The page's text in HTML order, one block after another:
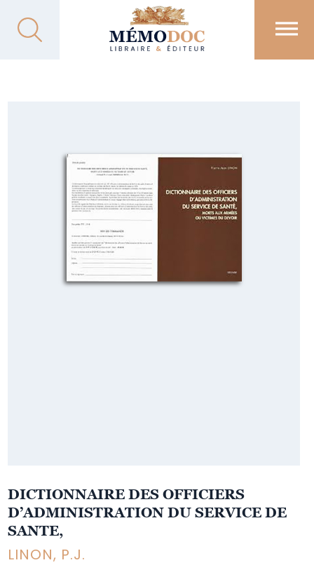
DICTIONNAIRE DES OFFICIERS
D’ADMINISTRATION DU SERVICE DE
SANTE,
LINON, P.J.